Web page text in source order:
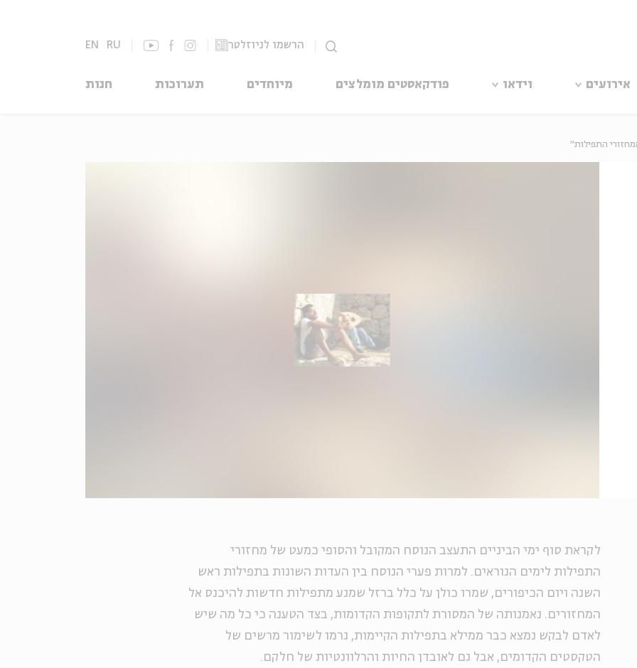
הרשמו לניוזלטר EN RU
אירועים וידאו פודקאסטים מומלצים מיוחדים תערוכות חנות
התפילות"
לקראת סוף ימי הביניים התעצב הנוסח המקובל והסופי כמעט של מחזורי
התפילות לימים הנוראים. למרות פערי הנוסח בין העדות השונות בתפילות ראש
השנה ויום הכיפורים, שמרו כולן על כלל ברזל שמנע מתפילות חדשות להיכנס אל
המחזורים. נאמנותה של המסורת לתקופות הקדומות, בצד הטענה כי כל מה שיש
לאדם לבקש נמצא כבר ממילא בתפילות הקיימות, גרמו לשימור מרשים של
הטקסטים הקדומים, אבל גם לאובדן החיות והרלוונטיות של חלקם.